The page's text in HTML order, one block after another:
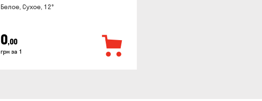
Белое, Сухое, 12°
0,00
грн за 1